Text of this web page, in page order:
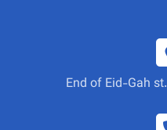
End of Eid-Gah